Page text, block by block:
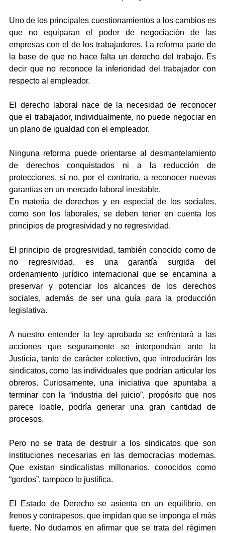
Uno de los principales cuestionamientos a los cambios es
que no equiparan el poder de negociación de las
empresas con el de los trabajadores. La reforma parte de
la base de que no hace falta un derecho del trabajo. Es
decir que no reconoce la inferioridad del trabajador con
respecto al empleador.
El derecho laboral nace de la necesidad de reconocer
que el trabajador, individualmente, no puede negociar en
un plano de igualdad con el empleador.
Ninguna reforma puede orientarse al desmantelamiento
de derechos conquistados ni a la reducción de
protecciones, si no, por el contrario, a reconocer nuevas
garantías en un mercado laboral inestable.
En materia de derechos y en especial de los sociales,
como son los laborales, se deben tener en cuenta los
principios de progresividad y no regresividad.
El principio de progresividad, también conocido como de
no regresividad, es una garantía surgida del
ordenamiento jurídico internacional que se encamina a
preservar y potenciar los alcances de los derechos
sociales, además de ser una guía para la producción
legislativa.
A nuestro entender la ley aprobada se enfrentará a las
acciones que seguramente se interpondrán ante la
Justicia, tanto de carácter colectivo, que introducirán los
sindicatos, como las individuales que podrían articular los
obreros. Curiosamente, una iniciativa que apuntaba a
terminar con la “industria del juicio”, propósito que nos
parece loable, podría generar una gran cantidad de
procesos.
Pero no se trata de destruir a los sindicatos que son
instituciones necesarias en las democracias modernas.
Que existan sindicalistas millonarios, conocidos como
“gordos”, tampoco lo justifica.
El Estado de Derecho se asienta en un equilibrio, en
frenos y contrapesos, que impidan que se imponga el más
fuerte. No dudamos en afirmar que se trata del régimen